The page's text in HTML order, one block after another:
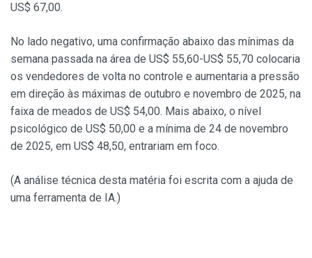
US$ 67,00.
No lado negativo, uma confirmação abaixo das mínimas da
semana passada na área de US$ 55,60-US$ 55,70 colocaria
os vendedores de volta no controle e aumentaria a pressão
em direção às máximas de outubro e novembro de 2025, na
faixa de meados de US$ 54,00. Mais abaixo, o nível
psicológico de US$ 50,00 e a mínima de 24 de novembro
de 2025, em US$ 48,50, entrariam em foco.
(A análise técnica desta matéria foi escrita com a ajuda de
uma ferramenta de IA.)